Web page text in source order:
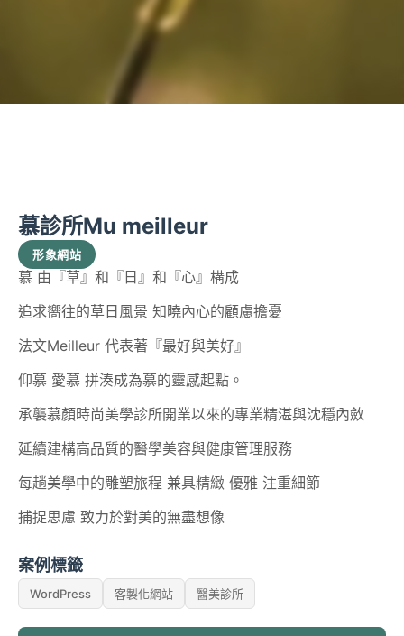
慕診所Mu meilleur
形象網站
慕 由『草』和『日』和『心』構成
追求嚮往的草日風景 知曉內心的顧慮擔憂
法文Meilleur 代表著『最好與美好』
仰慕 愛慕 拼湊成為慕的靈感起點。
承襲慕顏時尚美學診所開業以來的專業精湛與沈穩內斂
延續建構高品質的醫學美容與健康管理服務
每趟美學中的雕塑旅程 兼具精緻 優雅 注重細節
捕捉思慮 致力於對美的無盡想像
案例標籤
WordPress 客製化網站 醫美診所